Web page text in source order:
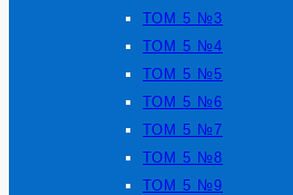
ТОМ 5 №3
ТОМ 5 №4
ТОМ 5 №5
ТОМ 5 №6
ТОМ 5 №7
ТОМ 5 №8
ТОМ 5 №9